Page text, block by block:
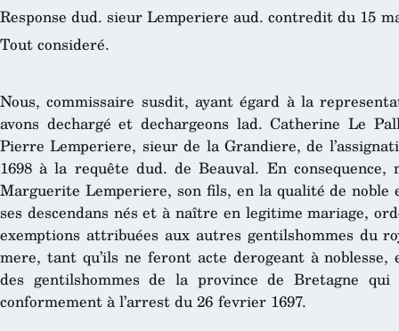
Response dud. sieur Lemperiere aud. contredit du 15
Tout consideré.
Nous, commissaire susdit, ayant égard à la
avons dechargé et dechargeons lad. Catherine Le
Pierre Lemperiere, sieur de la Grandiere, de
1698 à la requête dud. de Beauval. En
Marguerite Lemperiere, son fils, en la qualité de noble
ses descendans nés et à naître en legitime mariage,
exemptions attribuées aux autres gentilshommes du
mere, tant qu’ils ne feront acte derogeant à
des gentilshommes de la province de Bretagne
conformement à l’arrest du 26 fevrier 1697.